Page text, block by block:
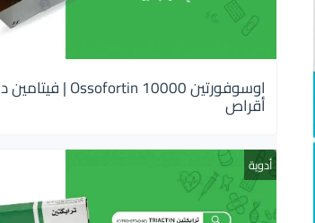
اوسوفورتين 10000 Ossofortin | فيتامين د
أقراص
أدوية